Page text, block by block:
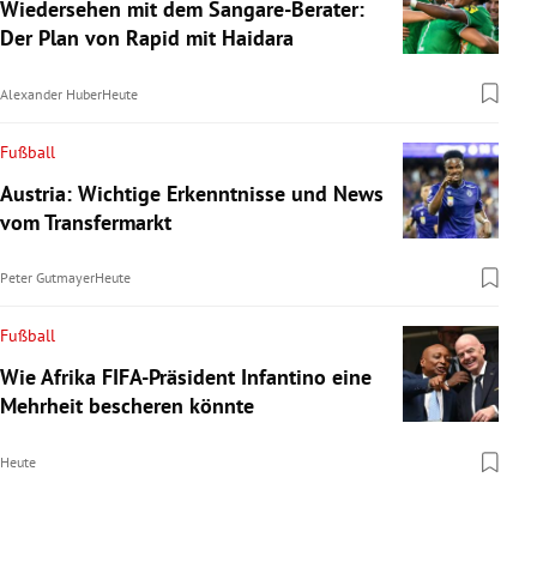
Wiedersehen mit dem Sangare-Berater:
Der Plan von Rapid mit Haidara
Alexander HuberHeute
Fußball
Austria: Wichtige Erkenntnisse und News
vom Transfermarkt
Peter GutmayerHeute
Fußball
Wie Afrika FIFA-Präsident Infantino eine
Mehrheit bescheren könnte
Heute